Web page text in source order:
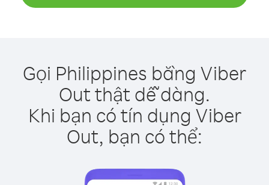
Gọi Philippines bằng Viber
Out thật dễ dàng.
Khi bạn có tín dụng Viber
Out, bạn có thể: